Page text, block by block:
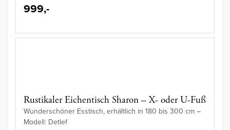
999,-
Rustikaler Eichentisch Sharon – X- oder U-Fuß
Wunderschöner Esstisch, erhältlich in 180 bis 300 cm –
Modell: Detlef